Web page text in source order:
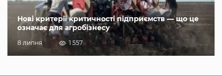
Нові критерії критичності підприємств — що це
означає для агробізнесу
8 липня 1 557